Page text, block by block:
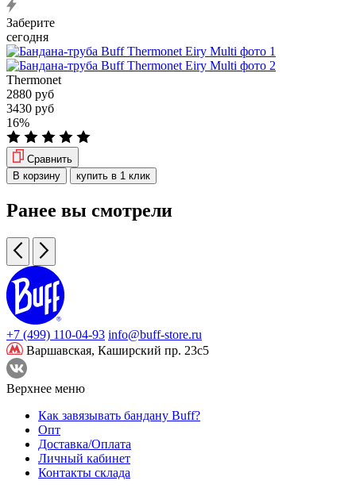
Заберите
сегодня
Thermonet
2880 руб
3430 руб
16%
Сравнить
В корзину
купить в 1 клик
Ранее вы смотрели
+7 (499) 110-04-93 info@buff-store.ru
Варшавская, Каширский пр. 23с5
Верхнее меню
Как завязывать бандану Buff?
Опт
Доставка/Оплата
Личный кабинет
Контакты склада